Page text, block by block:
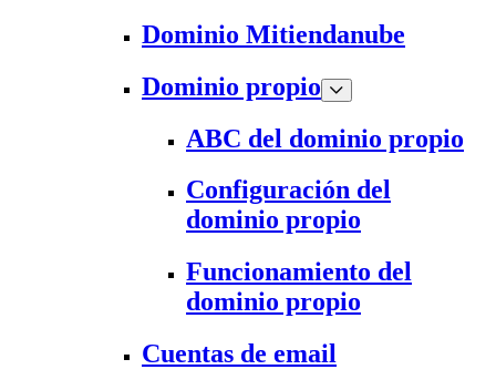
Dominio Mitiendanube
Dominio propio
ABC del dominio propio
Configuración del
dominio propio
Funcionamiento del
dominio propio
Cuentas de email